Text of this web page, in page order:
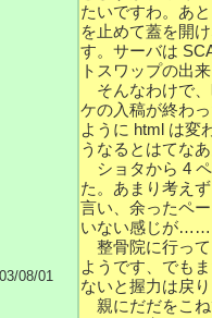
08/01
たいですわ。あ
を止めて蓋を開
す。サーバは
トスワップの出
そんなわけで、
ケの入稿が終わ
ように html は変
うなるとはてな
ショタから 4
た。あまり考え
言い、余ったペ
いない感じが
整骨院に行って
ようです、でも
ないと握力は戻
親にだだをこね